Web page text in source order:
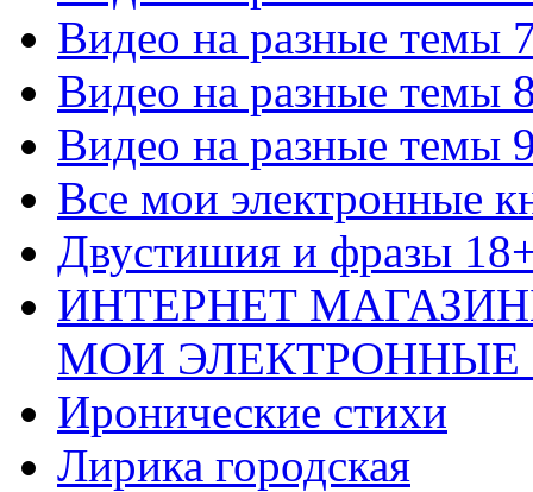
Видео на разные темы
Видео на разные темы
Видео на разные темы
Все мои электронные
Двустишия и фразы
ИНТЕРНЕТ
МОИ ЭЛЕКТРОННЫЕ
Иронические стихи
Лирика городская